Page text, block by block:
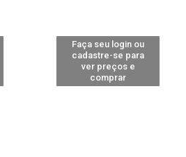
Faça seu login ou
cadastre-se para
ver preços e
comprar